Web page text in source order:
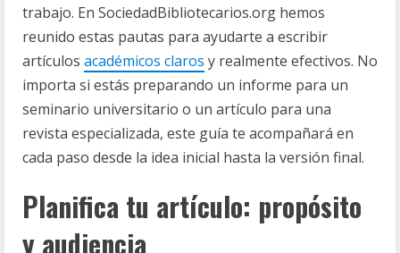
trabajo. En SociedadBibliotecarios.org hemos
reunido estas pautas para ayudarte a escribir
artículos académicos claros y realmente efectivos. No
importa si estás preparando un informe para un
seminario universitario o un artículo para una
revista especializada, este guía te acompañará en
cada paso desde la idea inicial hasta la versión final.
Planifica tu artículo: propósito
y audiencia